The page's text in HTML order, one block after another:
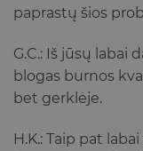
paprastų šios
G.C.: Iš jūsų labai
blogas burnos
bet gerklėje.
H.K.: Taip pat